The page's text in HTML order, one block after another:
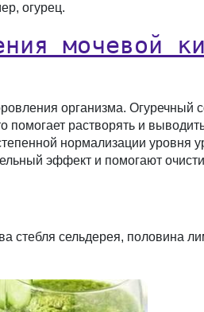
огурец.
мочевой
организма. Огуречный
растворять и
нормализации уровня
эффект и помогают
стебля сельдерея, половина